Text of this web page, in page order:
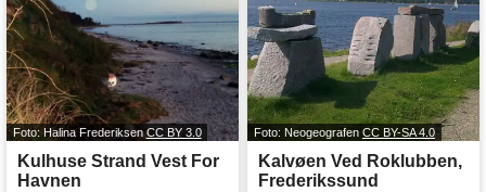
Foto: Halina FrederiksenCC BY 3.0
Kulhuse Strand Vest For
Havnen
Foto: Neogeografen CC BY-SA 4.0
Kalvøen Ved Roklubben,
Frederikssund